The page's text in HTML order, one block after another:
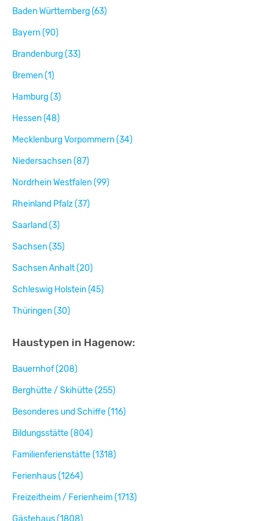
Baden Württemberg (63)
Bayern (90)
Brandenburg (33)
Bremen (1)
Hamburg (3)
Hessen (48)
Mecklenburg Vorpommern (34)
Niedersachsen (87)
Nordrhein Westfalen (99)
Rheinland Pfalz (37)
Saarland (3)
Sachsen (35)
Sachsen Anhalt (20)
Schleswig Holstein (45)
Thüringen (30)
Haustypen in Hagenow:
Bauernhof (208)
Berghütte / Skihütte (255)
Besonderes und Schiffe (116)
Bildungsstätte (804)
Familienferienstätte (1318)
Ferienhaus (1264)
Freizeitheim / Ferienheim (1713)
Gästehaus (1808)